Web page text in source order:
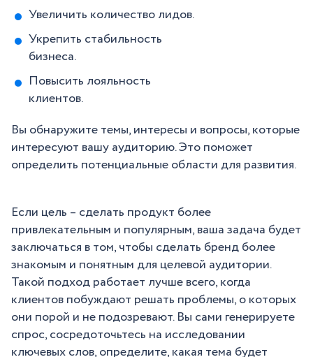
Увеличить количество лидов.
Укрепить стабильность
бизнеса.
Повысить лояльность
клиентов.
Вы обнаружите темы, интересы и вопросы, которые
интересуют вашу аудиторию. Это поможет
определить потенциальные области для развития.
Если цель – сделать продукт более
привлекательным и популярным, ваша задача будет
заключаться в том, чтобы сделать бренд более
знакомым и понятным для целевой аудитории.
Такой подход работает лучше всего, когда
клиентов побуждают решать проблемы, о которых
они порой и не подозревают. Вы сами генерируете
спрос, сосредоточьтесь на исследовании
ключевых слов, определите, какая тема будет